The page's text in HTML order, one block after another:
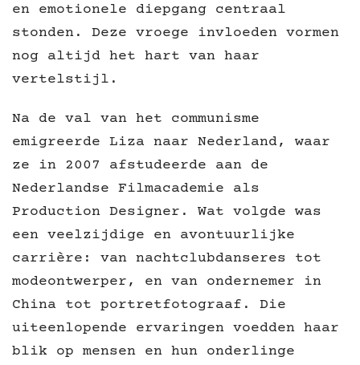
en emotionele diepgang centraal
stonden. Deze vroege invloeden vormen
nog altijd het hart van haar
vertelstijl.
Na de val van het communisme
emigreerde Liza naar Nederland, waar
ze in 2007 afstudeerde aan de
Nederlandse Filmacademie als
Production Designer. Wat volgde was
een veelzijdige en avontuurlijke
carrière: van nachtclubdanseres tot
modeontwerper, en van ondernemer in
China tot portretfotograaf. Die
uiteenlopende ervaringen voedden haar
blik op mensen en hun onderlinge